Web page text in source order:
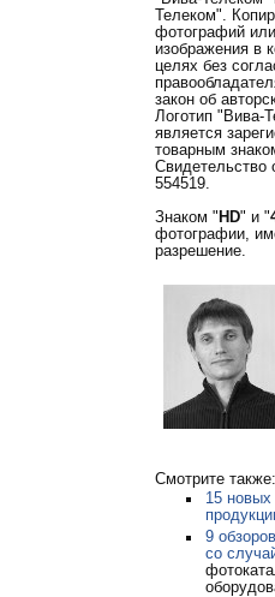
Телеком".
фотографий
изображения в
целях без
закон об
Логотип "Вива-
является
товарным
Свидетельство
554519.
Знаком " HD" и "
фотографии,
разрешение.
Смотрите также:
15 новых
9
со